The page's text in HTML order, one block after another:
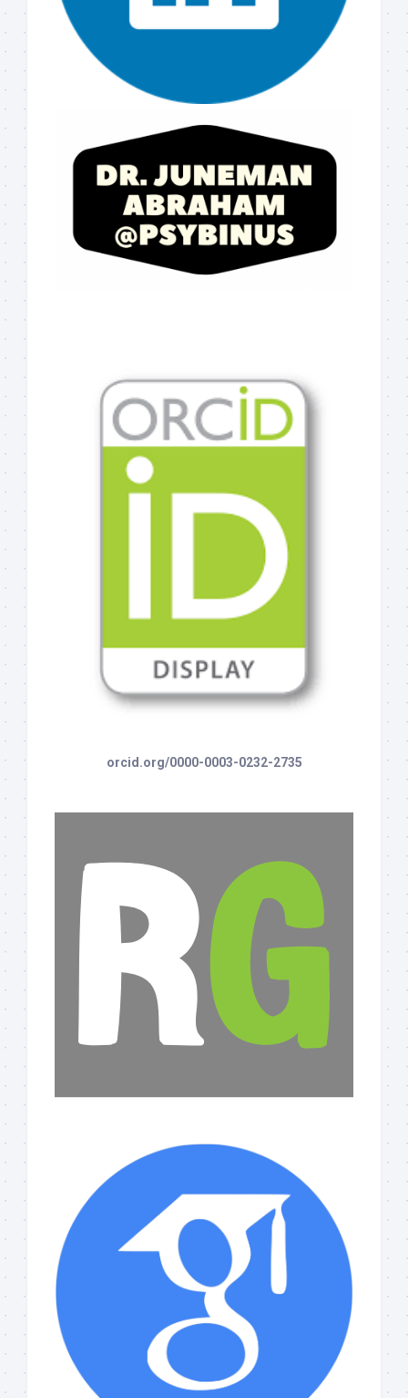
orcid.org/0000-0003-0232-2735